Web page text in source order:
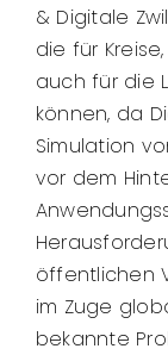
& Digitale
die für
auch für die
können, da
Simulation
vor dem
öffentlichen
im Zuge
bekannte